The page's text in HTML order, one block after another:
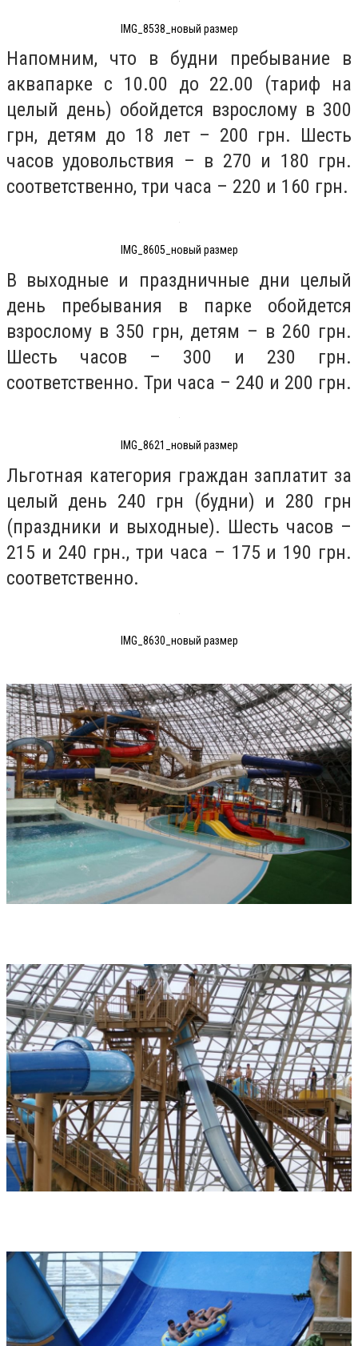
IMG_8538_новый размер
Напомним, что в будни пребывание в
аквапарке с 10.00 до 22.00 (тариф на
целый день) обойдется взрослому в 300
грн, детям до 18 лет – 200 грн. Шесть
часов удовольствия – в 270 и 180 грн.
соответственно, три часа – 220 и 160 грн.
IMG_8605_новый размер
В выходные и праздничные дни целый
день пребывания в парке обойдется
взрослому в 350 грн, детям – в 260 грн.
Шесть часов – 300 и 230 грн.
соответственно. Три часа – 240 и 200 грн.
IMG_8621_новый размер
Льготная категория граждан заплатит за
целый день 240 грн (будни) и 280 грн
(праздники и выходные). Шесть часов –
215 и 240 грн., три часа – 175 и 190 грн.
соответственно.
IMG_8630_новый размер